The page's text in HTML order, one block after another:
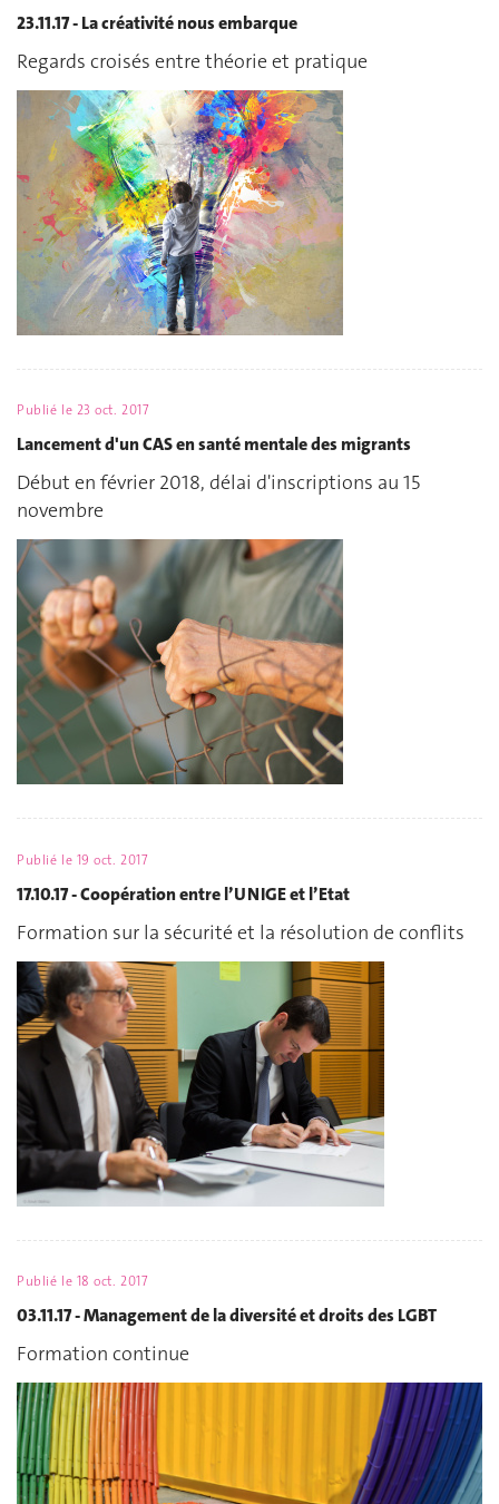
23.11.17 - La créativité nous embarque
Regards croisés entre théorie et pratique
Publié le 23 oct. 2017
Lancement d'un CAS en santé mentale des migrants
Début en février 2018, délai d'inscriptions au 15
novembre
Publié le 19 oct. 2017
17.10.17 - Coopération entre l’UNIGE et l’Etat
Formation sur la sécurité et la résolution de conflits
Publié le 18 oct. 2017
03.11.17 - Management de la diversité et droits des LGBT
Formation continue